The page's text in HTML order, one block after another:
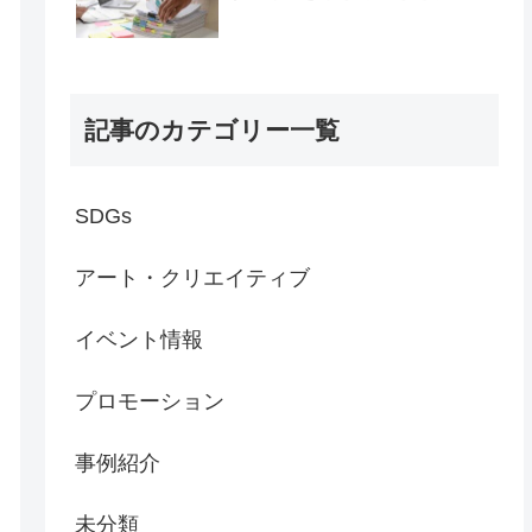
記事のカテゴリー一覧
SDGs
アート・クリエイティブ
イベント情報
プロモーション
事例紹介
未分類